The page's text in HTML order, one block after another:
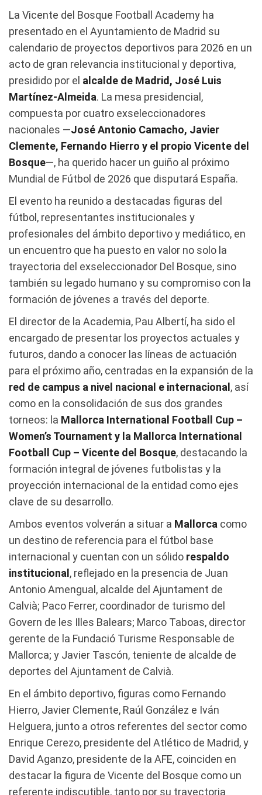
La Vicente del Bosque Football Academy ha
presentado en el Ayuntamiento de Madrid su
calendario de proyectos deportivos para 2026 en un
acto de gran relevancia institucional y deportiva,
presidido por el alcalde de Madrid, José Luis
Martínez-Almeida. La mesa presidencial,
compuesta por cuatro exseleccionadores
nacionales —José Antonio Camacho, Javier
Clemente, Fernando Hierro y el propio Vicente del
Bosque—, ha querido hacer un guiño al próximo
Mundial de Fútbol de 2026 que disputará España.
El evento ha reunido a destacadas figuras del
fútbol, representantes institucionales y
profesionales del ámbito deportivo y mediático, en
un encuentro que ha puesto en valor no solo la
trayectoria del exseleccionador Del Bosque, sino
también su legado humano y su compromiso con la
formación de jóvenes a través del deporte.
El director de la Academia, Pau Albertí, ha sido el
encargado de presentar los proyectos actuales y
futuros, dando a conocer las líneas de actuación
para el próximo año, centradas en la expansión de la
red de campus a nivel nacional e internacional , así
como en la consolidación de sus dos grandes
torneos: la Mallorca International Football Cup –
Women’s Tournament y la Mallorca International
Football Cup – Vicente del Bosque, destacando la
formación integral de jóvenes futbolistas y la
proyección internacional de la entidad como ejes
clave de su desarrollo.
Ambos eventos volverán a situar a Mallorca como
un destino de referencia para el fútbol base
internacional y cuentan con un sólido respaldo
institucional , reflejado en la presencia de Juan
Antonio Amengual, alcalde del Ajuntament de
Calvià; Paco Ferrer, coordinador de turismo del
Govern de les Illes Balears; Marco Taboas, director
gerente de la Fundació Turisme Responsable de
Mallorca; y Javier Tascón, teniente de alcalde de
deportes del Ajuntament de Calvià.
En el ámbito deportivo, figuras como Fernando
Hierro, Javier Clemente, Raúl González e Iván
Helguera, junto a otros referentes del sector como
Enrique Cerezo, presidente del Atlético de Madrid, y
David Aganzo, presidente de la AFE, coinciden en
destacar la figura de Vicente del Bosque como un
referente indiscutible, tanto por su trayectoria